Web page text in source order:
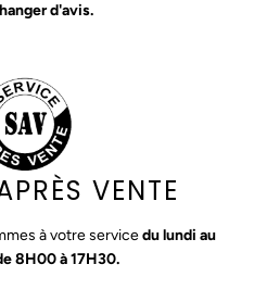
d'avis.
VENTE
à votre servicedu lundi au
8H00 à 17H30.